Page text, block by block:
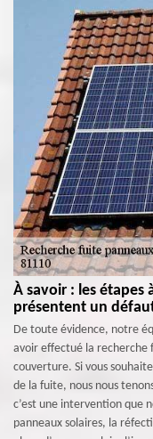
À savoir : les étapes
présentent un
De toute évidence, notre
avoir effectué la recherche
couverture. Si vous
de la fuite, nous nous
c’est une intervention que
panneaux solaires, la